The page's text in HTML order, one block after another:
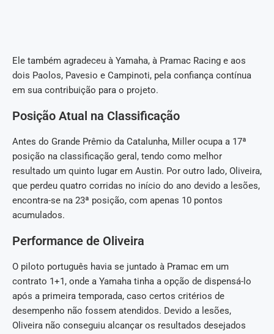
Ele também agradeceu à Yamaha, à Pramac Racing e aos
dois Paolos, Pavesio e Campinoti, pela confiança contínua
em sua contribuição para o projeto.
Posição Atual na Classificação
Antes do Grande Prêmio da Catalunha, Miller ocupa a 17ª
posição na classificação geral, tendo como melhor
resultado um quinto lugar em Austin. Por outro lado, Oliveira,
que perdeu quatro corridas no início do ano devido a lesões,
encontra-se na 23ª posição, com apenas 10 pontos
acumulados.
Performance de Oliveira
O piloto português havia se juntado à Pramac em um
contrato 1+1, onde a Yamaha tinha a opção de dispensá-lo
após a primeira temporada, caso certos critérios de
desempenho não fossem atendidos. Devido a lesões,
Oliveira não conseguiu alcançar os resultados desejados